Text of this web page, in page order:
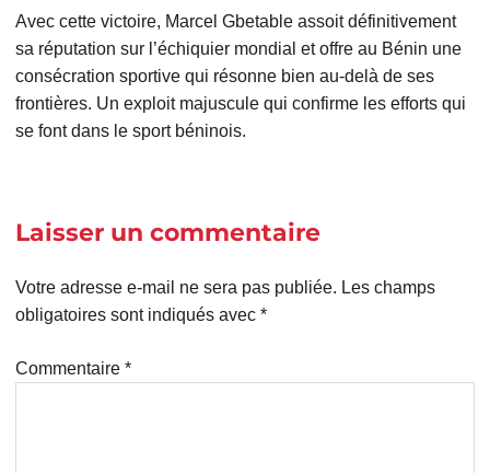
Avec cette victoire, Marcel Gbetable assoit définitivement
sa réputation sur l’échiquier mondial et offre au Bénin une
consécration sportive qui résonne bien au-delà de ses
frontières. Un exploit majuscule qui confirme les efforts qui
se font dans le sport béninois.
Laisser un commentaire
Votre adresse e-mail ne sera pas publiée. Les champs
obligatoires sont indiqués avec *
Commentaire *